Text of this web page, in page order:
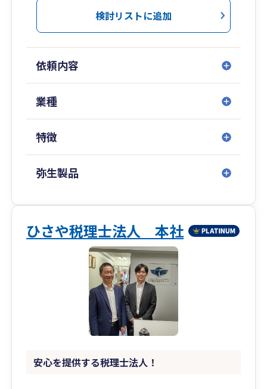
財務改善、資金調達（融資）までワンストップで
支援可能。LINEを活用したスピード感のあるレス
検討リストに追加
依頼内容
業種
特徴
弥生製品
ひさや税理士法人 本社
安心を提供する税理士法人！